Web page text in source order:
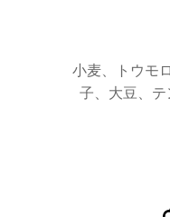
小麦、トウモ
子、大豆、